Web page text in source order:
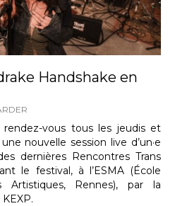
Handshake en
rendez-vous tous les jeudis et
nouvelle session live d’un·e
dernières Rencontres Trans
le festival, à l’ESMA (École
Artistiques, Rennes), par la